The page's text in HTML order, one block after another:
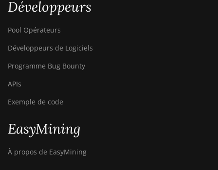
Développeurs
Pool Opérateurs
Développeurs de Logiciels
Programme Bug Bounty
APIs
Exemple de code
EasyMining
À propos de EasyMining